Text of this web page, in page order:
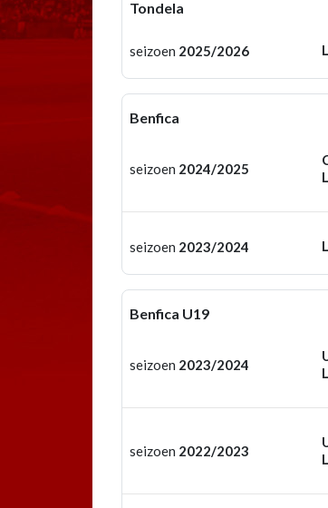
Tondela
seizoen 2025/2026
Benfica
seizoen 2024/2025
seizoen 2023/2024
Benfica U19
seizoen 2023/2024
seizoen 2022/2023